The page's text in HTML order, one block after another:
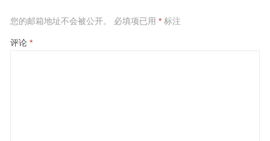
您的邮箱地址不会被公开。 必填项已用 *标注
评论 *